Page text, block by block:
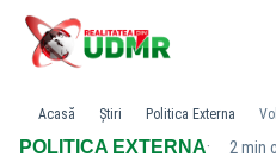
Acasă Știri Politica Externa
POLITICA EXTERNA· 2 min